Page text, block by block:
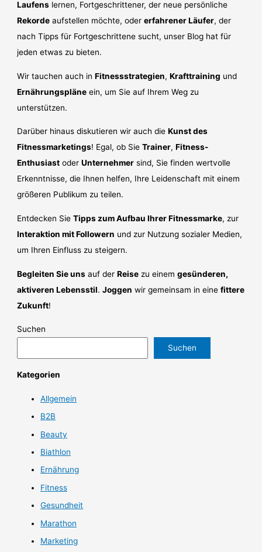
Laufens lernen, Fortgeschrittener, der neue persönliche
Rekorde aufstellen möchte, odererfahrener Läufer, der
nach Tipps für Fortgeschrittene sucht, unser Blog hat für
jeden etwas zu bieten.
Wir tauchen auch inFitnessstrategien,Krafttraining und
Ernährungspläne ein, um Sie auf Ihrem Weg zu
unterstützen.
Darüber hinaus diskutieren wir auch dieKunst des
Fitnessmarketings! Egal, ob SieTrainer,Fitness-
Enthusiast oderUnternehmer sind, Sie finden wertvolle
Erkenntnisse, die Ihnen helfen, Ihre Leidenschaft mit einem
größeren Publikum zu teilen.
Entdecken SieTipps zum Aufbau Ihrer Fitnessmarke, zur
Interaktion mit Followern und zur Nutzung sozialer Medien,
um Ihren Einfluss zu steigern.
Begleiten Sie uns auf derReise zu einemgesünderen,
aktiveren Lebensstil.Joggen wir gemeinsam in einefittere
Zukunft!
Suchen
Suchen
Kategorien
Allgemein
B2B
Beauty
Biathlon
Ernährung
Fitness
Gesundheit
Marathon
Marketing